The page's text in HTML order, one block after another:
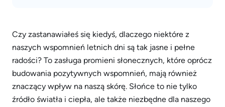
Czy zastanawiałeś się kiedyś, dlaczego niektóre z
naszych wspomnień letnich dni są tak jasne i pełne
radości? To zasługa promieni słonecznych, które oprócz
budowania pozytywnych wspomnień, mają również
znaczący wpływ na naszą skórę. Słońce to nie tylko
źródło światła i ciepła, ale także niezbędne dla naszego